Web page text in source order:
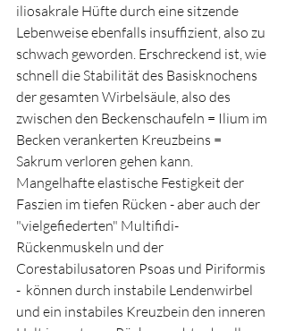
iliosakrale Hüfte durch eine sitzende
Lebenweise ebenfalls insuffizient, also zu
schwach geworden. Erschreckend ist, wie
schnell die Stabilität des Basisknochens
der gesamten Wirbelsäule, also des
zwischen den Beckenschaufeln = Ilium im
Becken verankerten Kreuzbeins =
Sakrum verloren gehen kann.
Mangelhafte elastische Festigkeit der
Faszien im tiefen Rücken - aber auch der
"vielgefiederten" Multifidi-
Rückenmuskeln und der
Corestabilusatoren Psoas und Piriformis
-  können durch instabile Lendenwirbel
und ein instabiles Kreuzbein den inneren